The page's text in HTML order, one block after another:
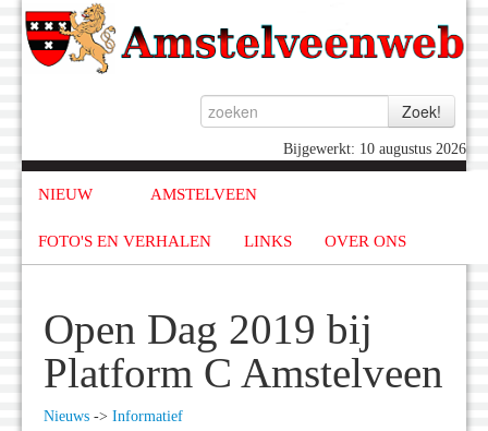
Bijgewerkt: 10 augustus 2026
NIEUW AMSTELVEEN
FOTO'S EN VERHALEN LINKS OVER ONS
Open Dag 2019 bij
Platform C Amstelveen
Nieuws -> Informatief